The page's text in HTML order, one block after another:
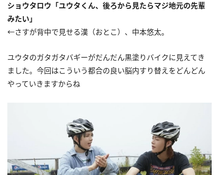
ショウタロウ「ユウタくん、後ろから見たらマジ地元の先輩
みたい」
←さすが背中で見せる漢（おとこ）、中本悠太。
ユウタのガタガタバギーがだんだん黒塗りバイクに見えてき
ました。今回はこういう都合の良い脳内すり替えをどんどん
やっていきますからね